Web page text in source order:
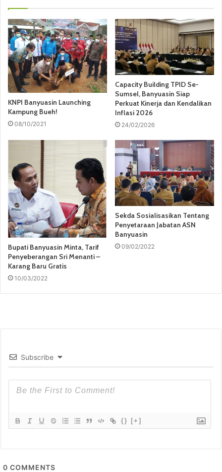
KNPI Banyuasin Launching
Kampung Bueh!
08/10/2021
Capacity Building TPID Se-
Sumsel, Banyuasin Siap
Perkuat Kinerja dan Kendalikan
Inflasi 2026
24/02/2026
Bupati Banyuasin Minta, Tarif
Penyeberangan Sri Menanti –
Karang Baru Gratis
10/03/2022
Sekda Sosialisasikan Tentang
Penyetaraan Jabatan ASN
Banyuasin
09/02/2022
Subscribe
{} [+]
0 COMMENTS